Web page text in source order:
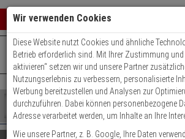
Warenkorb schließen
0 ARTIKEL IM
Ihr Warenkorb
Ergebnisse ()
Shop
durchsuchen
Bitte
geben
Es
wurde
+49 (0)821 899 493-0Mo. - Do.: 8:00 - 16:30 |
Kontaktservice nutzen
Wir verwenden Cookies
Diese Website nutzt Cookies und ähnliche
Betrieb erforderlich sind. Mit Ihrer Zustimmung
aktivieren“ setzen wir und unsere Partner
Nutzungserlebnis zu verbessern, personalisierte
Werbung bereitzustellen und Analysen zur
durchzuführen. Dabei können personenbezogene
Adresse verarbeitet werden, um Inhalte an Ihre
Wie unsere Partner, z. B. Google , Ihre Daten